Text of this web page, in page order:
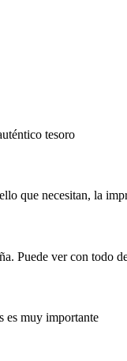
tesoro
que necesitan, la
Puede ver con todo
es muy importante